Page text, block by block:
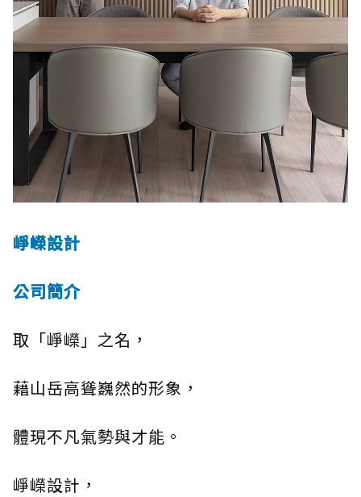
崢嶸設計
公司簡介
取「崢嶸」之名，
藉山岳高聳巍然的形象，
體現不凡氣勢與才能。
崢嶸設計，